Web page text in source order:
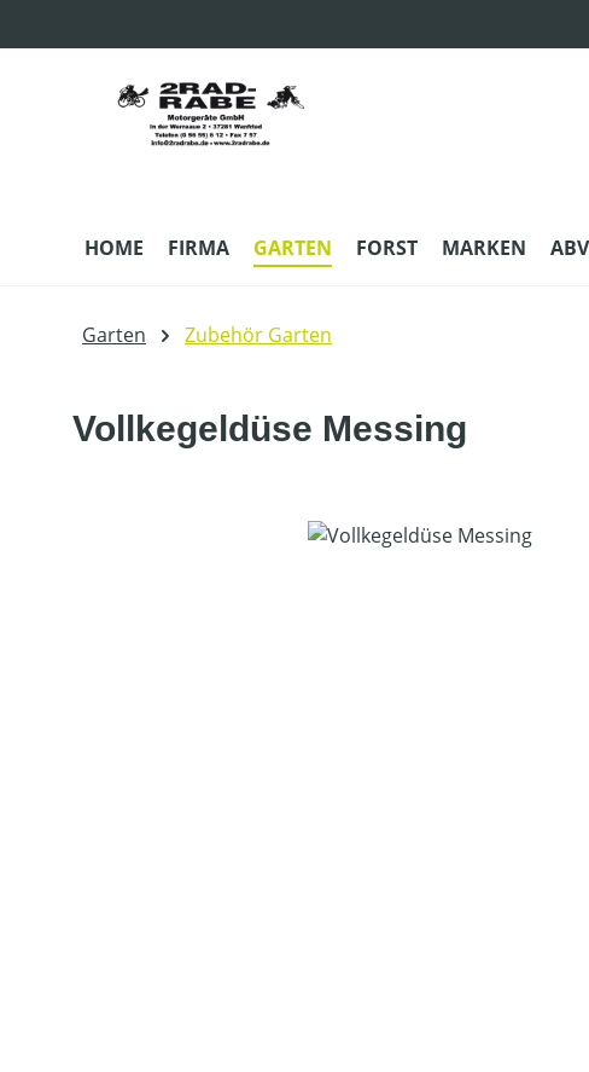
HOME FIRMA GARTEN FORST MARKEN
Garten Zubehör Garten
Vollkegeldüse Messing